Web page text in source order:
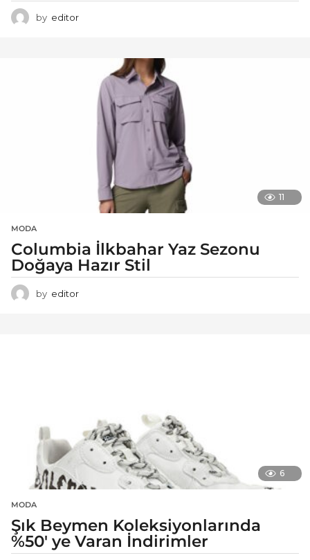
by editor
11
MODA
Columbia İlkbahar Yaz Sezonu
Doğaya Hazır Stil
by editor
6
MODA
Şık Beymen Koleksiyonlarında
%50′ ye Varan İndirimler